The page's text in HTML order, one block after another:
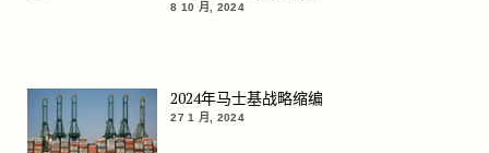
8 10 月, 2024
2024年马士基战略缩编
27 1 月, 2024